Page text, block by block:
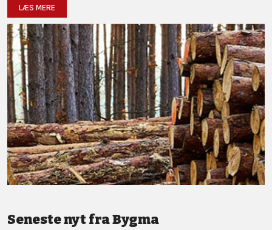
LÆS MERE
Seneste nyt fra Bygma